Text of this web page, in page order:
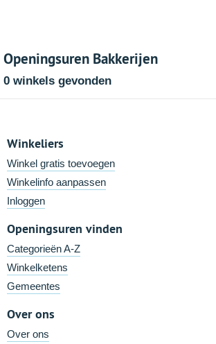
Openingsuren Bakkerijen
0 winkels gevonden
Winkeliers
Winkel gratis toevoegen
Winkelinfo aanpassen
Inloggen
Openingsuren vinden
Categorieën A-Z
Winkelketens
Gemeentes
Over ons
Over ons